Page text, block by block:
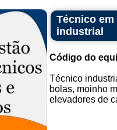
Técnico
industrial
Código do
Técnico
bolas, moinho
elevadores de